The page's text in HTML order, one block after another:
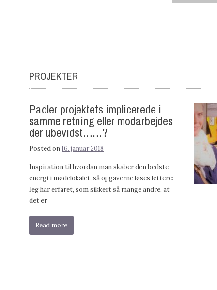
PROJEKTER
Padler projektets implicerede i
samme retning eller modarbejdes
der ubevidst……?
Posted on16. januar 2018
Inspiration til hvordan man skaber den bedste
energi i mødelokalet, så opgaverne løses lettere:
Jeg har erfaret, som sikkert så mange andre, at
det er
Read more